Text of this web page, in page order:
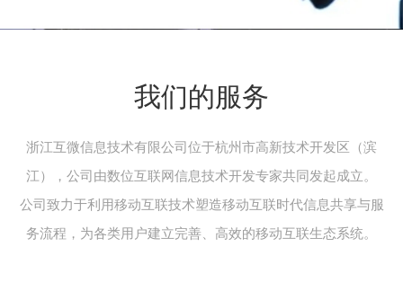
我们的服务
浙江互微信息技术有限公司位于杭州市高新技术开发区（滨
江），公司由数位互联网信息技术开发专家共同发起成立。
公司致力于利用移动互联技术塑造移动互联时代信息共享与服
务流程，为各类用户建立完善、高效的移动互联生态系统。